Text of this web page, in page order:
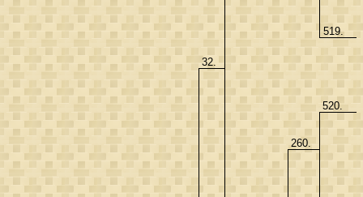
32.
519.
260.
520.